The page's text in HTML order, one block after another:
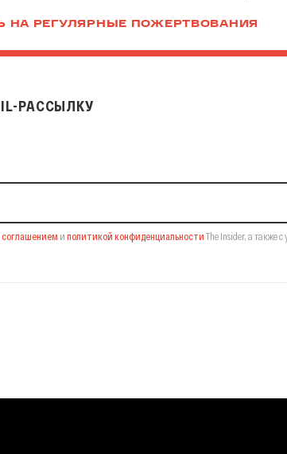
НА РЕГУЛЯРНЫЕ ПОЖЕРТВОВАНИЯ
РАССЫЛКУ
соглашением и политикой конфиденциальности The Insider, а также с